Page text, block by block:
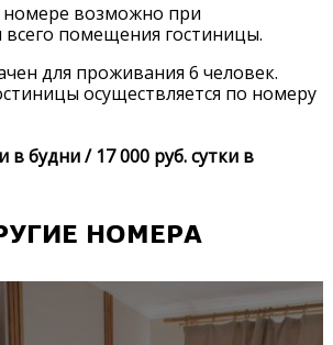
возможно при
помещения гостиницы.
для проживания 6 человек.
осуществляется по номеру
в будни / 17 000 руб. сутки в
НОМЕРА